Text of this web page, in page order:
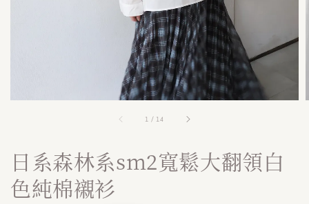
1 / 14
日系森林系sm2寬鬆大翻領白
色純棉襯衫